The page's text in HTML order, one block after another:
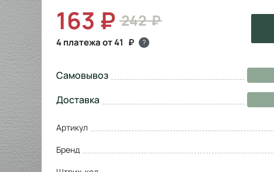
242
163
4 платежа от 41 ?
Самовывоз
Доставка
Артикул
Бренд